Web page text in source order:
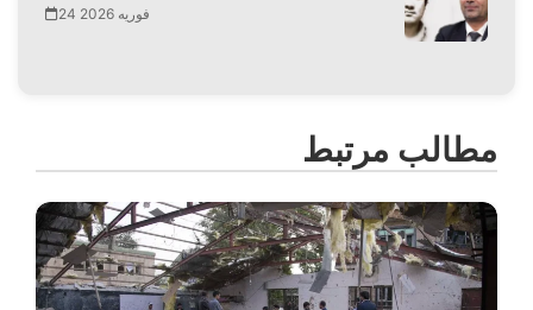
24 فوریه 2026
مطالب مرتبط